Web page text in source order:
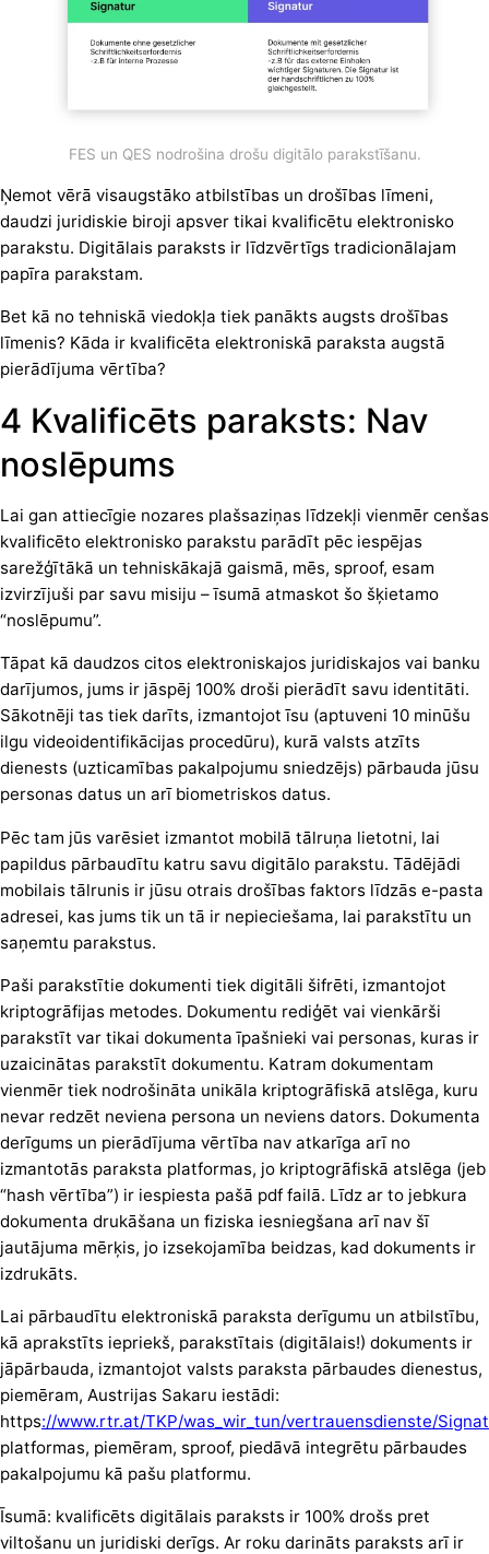
FES un QES nodrošina drošu digitālo parakstīšanu.
Ņemot vērā visaugstāko atbilstības un drošības līmeni,
daudzi juridiskie biroji apsver tikai kvalificētu elektronisko
parakstu. Digitālais paraksts ir līdzvērtīgs tradicionālajam
papīra parakstam.
Bet kā no tehniskā viedokļa tiek panākts augsts drošības
līmenis? Kāda ir kvalificēta elektroniskā paraksta augstā
pierādījuma vērtība?
4 Kvalificēts paraksts: Nav
noslēpums
Lai gan attiecīgie nozares plašsaziņas līdzekļi vienmēr cenšas
kvalificēto elektronisko parakstu parādīt pēc iespējas
sarežģītākā un tehniskākajā gaismā, mēs, sproof, esam
izvirzījuši par savu misiju – īsumā atmaskot šo šķietamo
“noslēpumu”.
Tāpat kā daudzos citos elektroniskajos juridiskajos vai banku
darījumos, jums ir jāspēj 100% droši pierādīt savu identitāti.
Sākotnēji tas tiek darīts, izmantojot īsu (aptuveni 10 minūšu
ilgu videoidentifikācijas procedūru), kurā valsts atzīts
dienests (uzticamības pakalpojumu sniedzējs) pārbauda jūsu
personas datus un arī biometriskos datus.
Pēc tam jūs varēsiet izmantot mobilā tālruņa lietotni, lai
papildus pārbaudītu katru savu digitālo parakstu. Tādējādi
mobilais tālrunis ir jūsu otrais drošības faktors līdzās e-pasta
adresei, kas jums tik un tā ir nepieciešama, lai parakstītu un
saņemtu parakstus.
Paši parakstītie dokumenti tiek digitāli šifrēti, izmantojot
kriptogrāfijas metodes. Dokumentu rediģēt vai vienkārši
parakstīt var tikai dokumenta īpašnieki vai personas, kuras ir
uzaicinātas parakstīt dokumentu. Katram dokumentam
vienmēr tiek nodrošināta unikāla kriptogrāfiskā atslēga, kuru
nevar redzēt neviena persona un neviens dators. Dokumenta
derīgums un pierādījuma vērtība nav atkarīga arī no
izmantotās paraksta platformas, jo kriptogrāfiskā atslēga (jeb
“hash vērtība”) ir iespiesta pašā pdf failā. Līdz ar to jebkura
dokumenta drukāšana un fiziska iesniegšana arī nav šī
jautājuma mērķis, jo izsekojamība beidzas, kad dokuments ir
izdrukāts.
Lai pārbaudītu elektroniskā paraksta derīgumu un atbilstību,
kā aprakstīts iepriekš, parakstītais (digitālais!) dokuments ir
jāpārbauda, izmantojot valsts paraksta pārbaudes dienestus,
piemēram, Austrijas Sakaru iestādi:
https://www.rtr.at/TKP/was_wir_tun/vertrauensdienste/
platformas, piemēram, sproof, piedāvā integrētu pārbaudes
pakalpojumu kā pašu platformu.
Īsumā: kvalificēts digitālais paraksts ir 100% drošs pret
viltošanu un juridiski derīgs. Ar roku darināts paraksts arī ir